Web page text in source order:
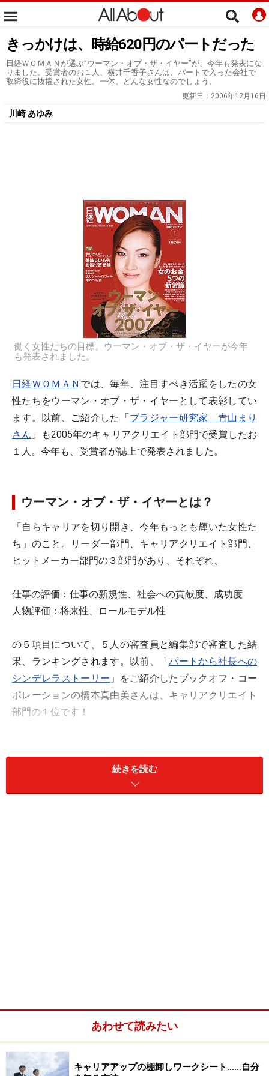
きっかけは、時給620円のパートだった
日経ＷＯＭＡＮが選ぶ”ウーマン・オブ・ザ・イヤー”が、今年も発表にな
りました。受賞者のお１人、横井千香子さんは、パートで入った会社で
取締役に抜擢された女性。一体、どんな女性なのでしょう。
更新日： 2006年12月16日
川崎 あゆみ
働く女性たちの目標。ウーマン・オブ・ザ・イヤーが今年
も発表されました。
日経ＷＯＭＡＮ では、毎年、注目すべき活躍をしたの女
性たちをウーマン・オブ・ザ・イヤーとして表彰してい
ます。以前、ご紹介した「ブラジャー研究家 青山まり
さん 」も2005年のキャリアクリエイト部門で受賞したお
１人。今年も、受賞者が誌上で発表されました。
ウーマン・オブ・ザ・イヤーとは？
「自らキャリアを切り開き、今年もっとも輝いた女性た
ち」のこと。リーダー部門、キャリアクリエイト部門、
ヒットメーカー部門の３部門があり、それぞれ、
仕事の評価：仕事の新規性、社会への貢献度、成功度
人物評価：将来性、ロールモデル性
の５項目について、５人の審査員と編集部で審査した結
果、ランキングされます。以前、「パートから社長への
シンデレラストーリー 」をご紹介したブックオフ・コー
ポレーションの橋本真由美さんは、キャリアクリエイト
部門の１位です！
キャリアクリエイト部門３位に輝いた、クレディセゾ
ン・クレジット本部副本部長、横井千香子さんをご紹介
しましょう。
昇進。06年６月から現職。
ましょう。次ページへ＞＞
続きを読む
あわせて読みたい
キャリアアップの棚卸しワークシート……自分